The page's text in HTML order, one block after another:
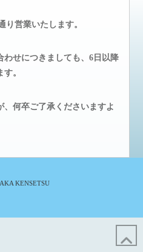
り営業いたします。
わせにつきましても、6日以降
。
何卒ご了承くださいますよ
KENSETSU